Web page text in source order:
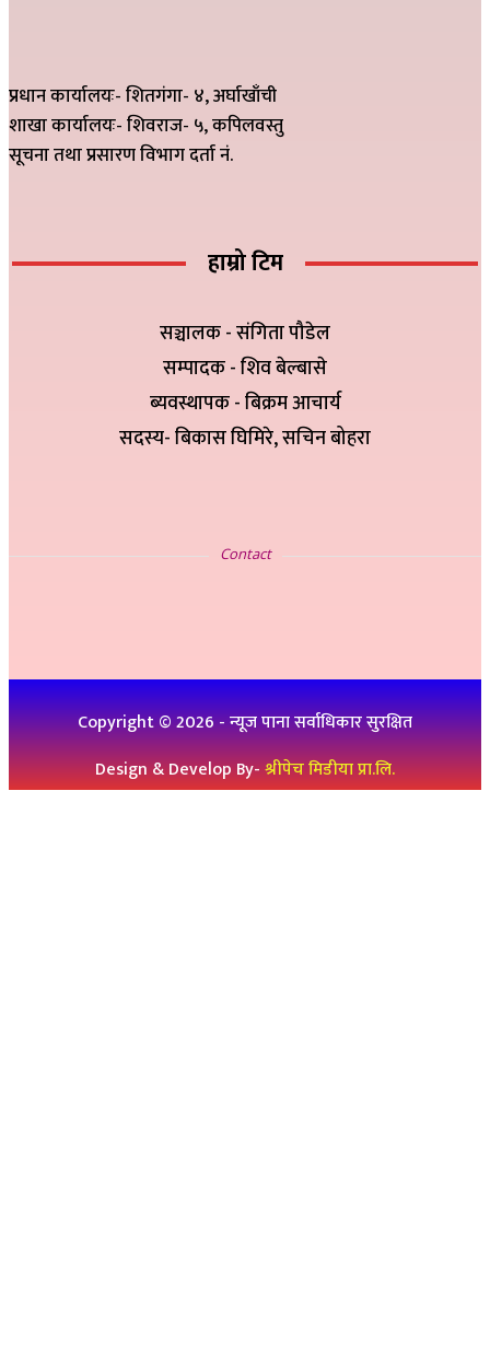
प्रधान कार्यालयः- शितगंगा- ४, अर्घाखाँची
शाखा कार्यालयः- शिवराज- ५, कपिलवस्तु
सूचना तथा प्रसारण विभाग दर्ता नं.
हाम्रो टिम
सञ्चालक - संगिता पौडेल
सम्पादक - शिव बेल्बासे
ब्यवस्थापक - बिक्रम आचार्य
सदस्य- बिकास घिमिरे, सचिन बोहरा
Contact
Copyright ©2026- न्यूज पाना सर्वाधिकार सुरक्षित
Design & Develop By-श्रीपेच मिडीया प्रा.लि.